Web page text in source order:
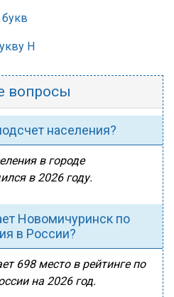
Н
вопросы
населения?
в городе
в 2026 году.
Новомичуринск по
в России?
698 место в рейтинге по
на 2026 год.